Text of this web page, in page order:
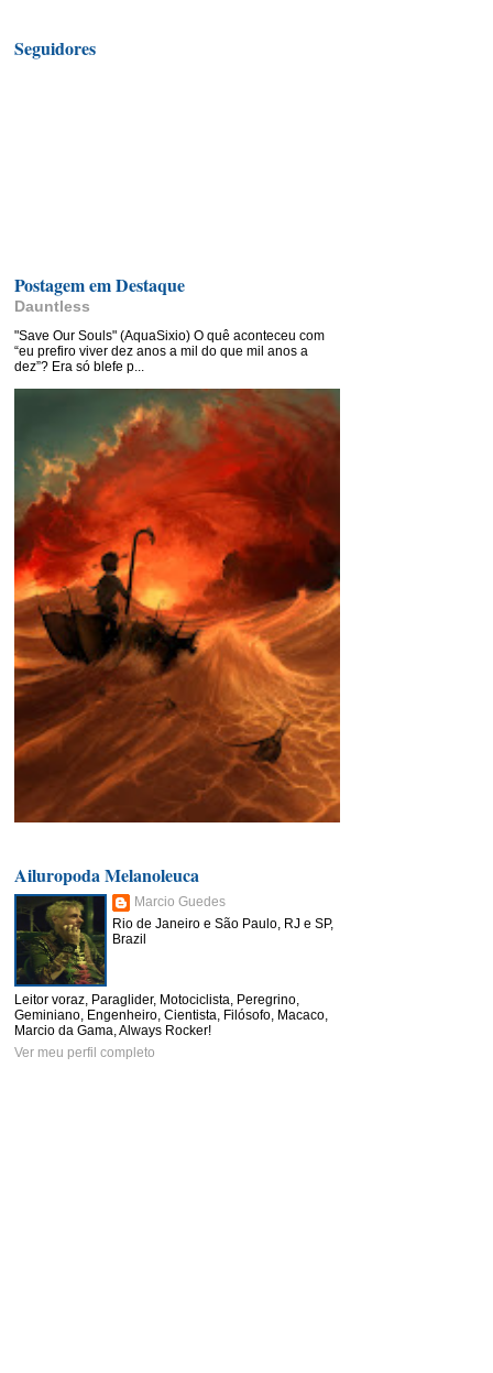
Seguidores
Postagem em Destaque
Dauntless
"Save Our Souls" (AquaSixio) O quê aconteceu com
“eu prefiro viver dez anos a mil do que mil anos a
dez”? Era só blefe p...
Ailuropoda Melanoleuca
Marcio Guedes
Rio de Janeiro e São Paulo, RJ e SP,
Brazil
Leitor voraz, Paraglider, Motociclista, Peregrino,
Geminiano, Engenheiro, Cientista, Filósofo, Macaco,
Marcio da Gama, Always Rocker!
Ver meu perfil completo